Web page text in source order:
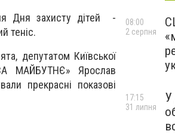
Дня захисту дітей -
теніс.
депутатом Київської
МАЙБУТНЄ» Ярослав
прекрасні показові
08:00
2 серпня
У
17:15
31 липня